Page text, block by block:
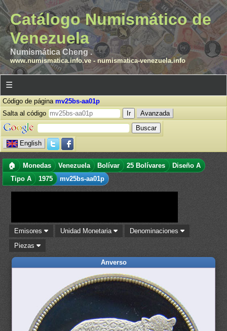
Catálogo Numismático de
Venezuela
Numismática Cheng .
www.numismatica.info.ve- numismatica-venezuela.info
☰
Código de página mv25bs-aa01p
Salta al código
Avanzada
English
🏠 Monedas Venezuela Bolívar 25 Bolívares
Diseño A
Tipo A
1975 mv25bs-aa01p
Emisores Unidad Monetaria
Denominaciones
Piezas
Anverso